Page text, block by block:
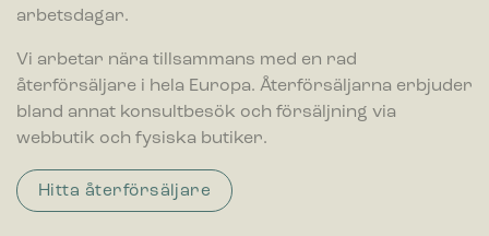
arbetsdagar.
Vi arbetar nära tillsammans med en rad
återförsäljare i hela Europa. Återförsäljarna erbjuder
bland annat konsultbesök och försäljning via
webbutik och fysiska butiker.
Hitta återförsäljare